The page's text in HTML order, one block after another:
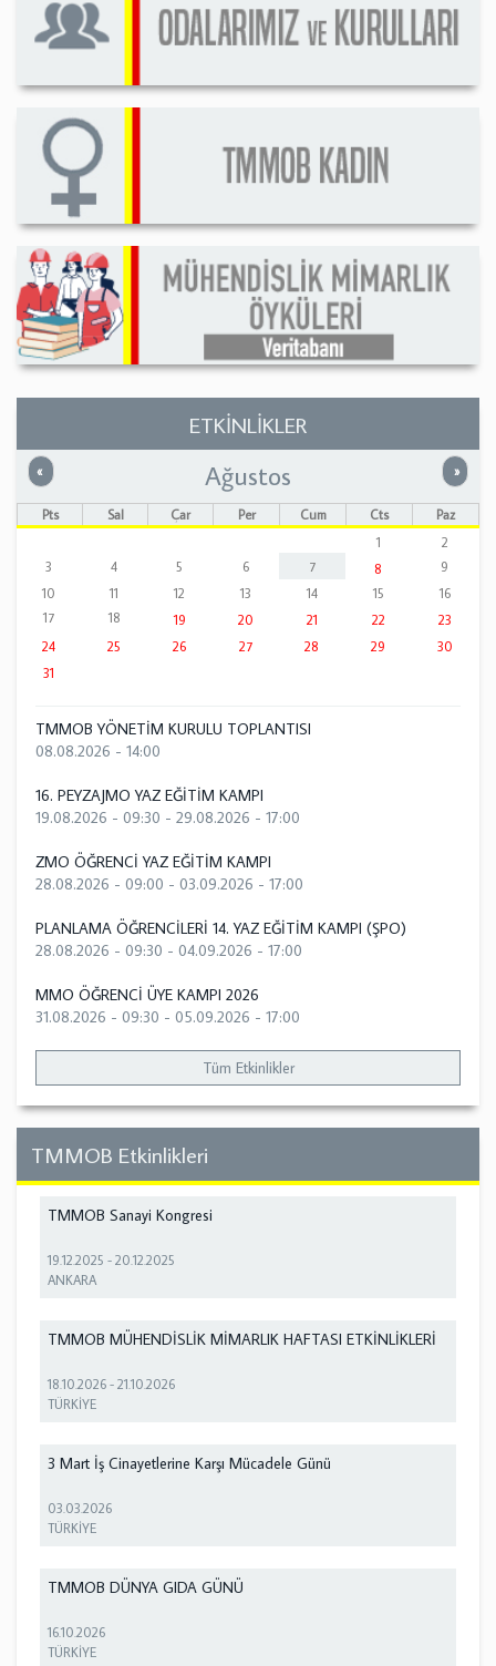
ETKİNLİKLER
« Önceki »
Ağustos
Pts Sal Çar Per Cum Cts
Paz
1
2
3
4 5 6 7 8
9
10
11 12 13 14 15
16
17
18 19 20 21 22
23
24
25 26 27 28 29
30
31
TMMOB YÖNETİM KURULU TOPLANTISI
08.08.2026 - 14:00
16. PEYZAJMO YAZ EĞİTİM KAMPI
19.08.2026 - 09:30 - 29.08.2026 - 17:00
ZMO ÖĞRENCİ YAZ EĞİTİM KAMPI
28.08.2026 - 09:00 - 03.09.2026 - 17:00
PLANLAMA ÖĞRENCİLERİ 14. YAZ EĞİTİM KAMPI (ŞPO)
28.08.2026 - 09:30 - 04.09.2026 - 17:00
MMO ÖĞRENCİ ÜYE KAMPI 2026
31.08.2026 - 09:30 - 05.09.2026 - 17:00
Tüm Etkinlikler
TMMOB Etkinlikleri
TMMOB Sanayi Kongresi
19.12.2025 -20.12.2025
ANKARA
TMMOB MÜHENDİSLİK MİMARLIK HAFTASI ETKİNLİKLERİ
18.10.2026 -21.10.2026
TÜRKİYE
3 Mart İş Cinayetlerine Karşı Mücadele Günü
03.03.2026
TÜRKİYE
TMMOB DÜNYA GIDA GÜNÜ
16.10.2026
TÜRKİYE